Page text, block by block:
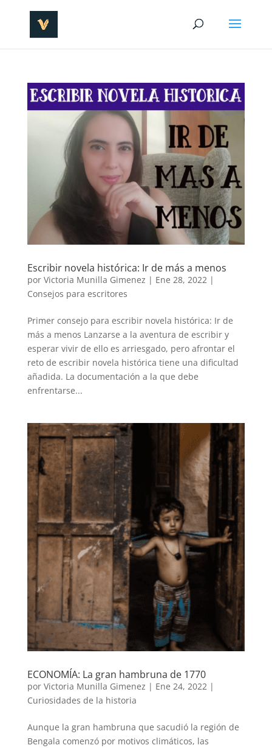
Escribir novela histórica: Ir de más a menos
por Victoria Munilla Gimenez | Ene 28, 2022 |
Consejos para escritores
Primer consejo para escribir novela histórica: Ir de
más a menos Lanzarse a la aventura de escribir y
esperar vivir de ello es arriesgado, pero afrontar el
reto de escribir novela histórica tiene una dificultad
añadida. La documentación a la que debe
enfrentarse...
ECONOMÍA: La gran hambruna de 1770
por Victoria Munilla Gimenez | Ene 24, 2022|
Curiosidades de la historia
Aunque la gran hambruna que sacudió la región de
Bengala comenzó por motivos climáticos, las